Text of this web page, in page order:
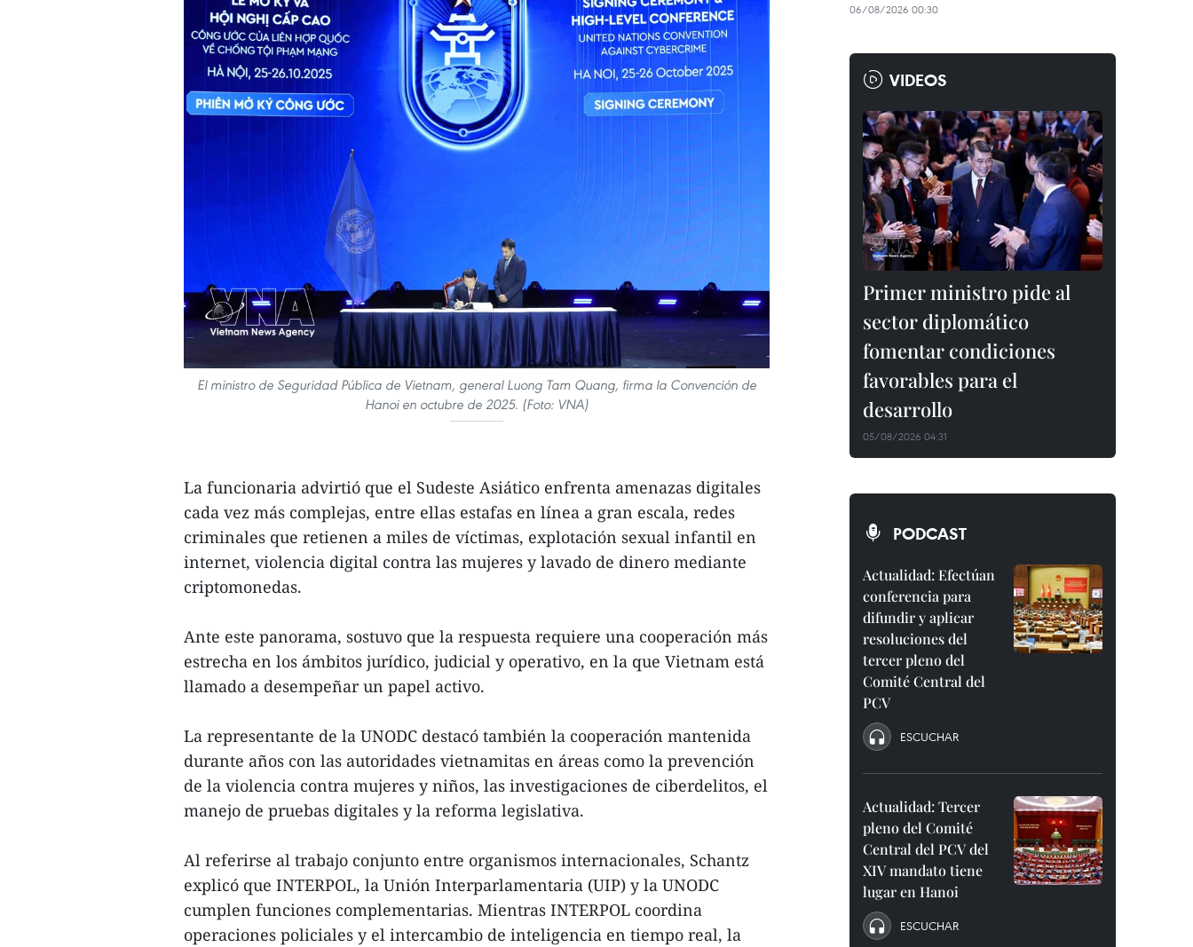
El ministro de Seguridad Pública de Vietnam, general Luong Tam Quang, firma la Convención de
Hanoi en octubre de 2025. (Foto: VNA)
La funcionaria advirtió que el Sudeste Asiático enfrenta amenazas digitales
cada vez más complejas, entre ellas estafas en línea a gran escala, redes
criminales que retienen a miles de víctimas, explotación sexual infantil en
internet, violencia digital contra las mujeres y lavado de dinero mediante
criptomonedas.
Ante este panorama, sostuvo que la respuesta requiere una cooperación más
estrecha en los ámbitos jurídico, judicial y operativo, en la que Vietnam está
llamado a desempeñar un papel activo.
La representante de la UNODC destacó también la cooperación mantenida
durante años con las autoridades vietnamitas en áreas como la prevención
de la violencia contra mujeres y niños, las investigaciones de ciberdelitos, el
manejo de pruebas digitales y la reforma legislativa.
Al referirse al trabajo conjunto entre organismos internacionales, Schantz
explicó que INTERPOL, la Unión Interparlamentaria (UIP) y la UNODC
cumplen funciones complementarias. Mientras INTERPOL coordina
operaciones policiales y el intercambio de inteligencia en tiempo real, la
06/08/2026 00:30
VIDEOS
Primer ministro pide al
sector diplomático
fomentar condiciones
favorables para el
desarrollo
05/08/2026 04:31
PODCAST
Actualidad: Efectúan
conferencia para
difundir y aplicar
resoluciones del
tercer pleno del
Comité Central del
PCV
ESCUCHAR
Actualidad: Tercer
pleno del Comité
Central del PCV del
XIV mandato tiene
lugar en Hanoi
ESCUCHAR